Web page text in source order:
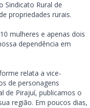
Sindicato Rural de
propriedades rurais.
mulheres e apenas dois
dependência em
relata a vice-
de personagens
de Pirajuí, publicamos o
região. Em poucos dias,